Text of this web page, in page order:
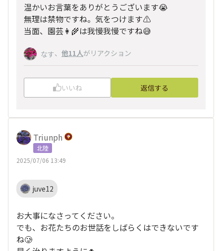
温かいお言葉をありがとうございます😭
無理は禁物ですね。気をつけます⚠️
当面、園芸👩‍🌾は我慢我慢ですね😅
なす、 他11人がリアクション
いいね 返信する
Triunph
北陸
2025/07/06 13:49
juve12
お大事になさってください。
でも、お花たちのお世話をしばらくはできないです
ね🥲